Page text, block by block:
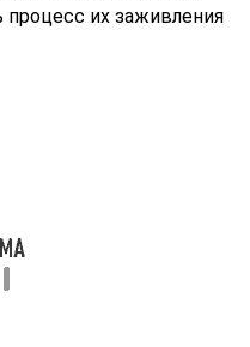
процесс их заживления